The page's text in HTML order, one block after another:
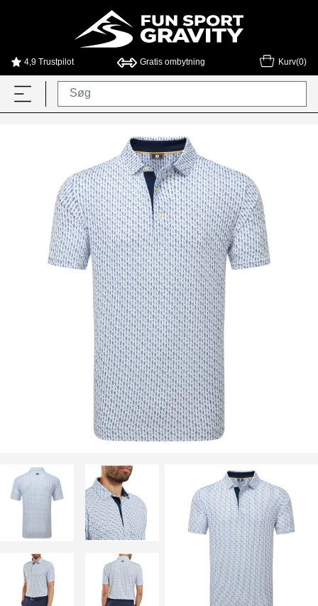
4,9 Trustpilot Gratis ombytning Kurv(0)